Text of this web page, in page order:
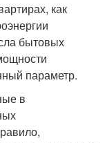
как
бытовых
параметр.
в